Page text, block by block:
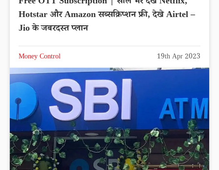
Hotstar और Amazon सब्सक्रिप्शन फ्री, देखे Airtel –
Jio के जबरदस्त प्लान
Money Control 19th Apr 2023